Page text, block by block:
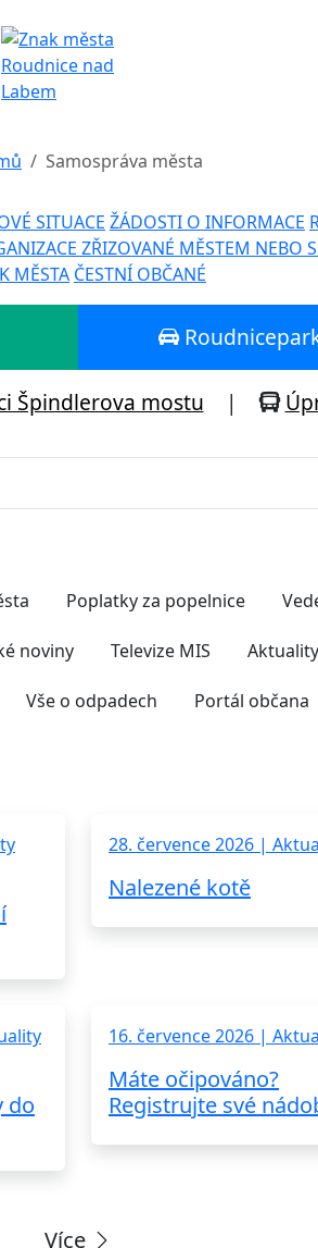
Samospráva města
SITUACE ŽÁDOSTI O INFORMACE
ZŘIZOVANÉ MĚSTEM NEBO
MĚSTA ČESTNÍ OBČANÉ
Špindlerova mostu |
Poplatky za popelnice
noviny Televize MIS Aktuality
Vše o odpadech Portál občana
28. července 2026 |
Nalezené kotě
do
16. července 2026 |
Máte očipováno?
Registrujte své
Více